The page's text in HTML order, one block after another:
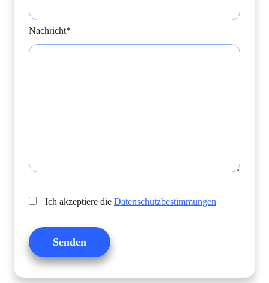
Nachricht*
Ich akzeptiere die Datenschutzbestimmungen